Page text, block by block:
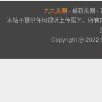
九九美剧 -最新美剧 -
本站不提供任何视听上传服务，所
Copyright @ 2022